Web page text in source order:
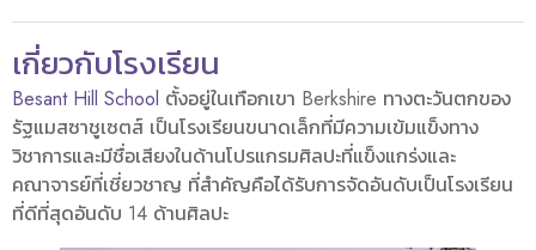
เกี่ยวกับโรงเรียน
Besant Hill School ตั้งอยู่ในเทือกเขา Berkshire ทางตะวันตกของ
รัฐแมสซาชูเซตส์ เป็นโรงเรียนขนาดเล็กที่มีความเข้มแข็งทาง
วิชาการและมีชื่อเสียงในด้านโปรแกรมศิลปะที่แข็งแกร่งและ
คณาจารย์ที่เชี่ยวชาญ ที่สำคัญคือได้รับการจัดอันดับเป็นโรงเรียน
ที่ดีที่สุดอันดับ 14 ด้านศิลปะ